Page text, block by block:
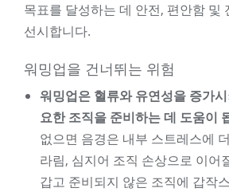
목표를 달성하는 데 안전, 편안함 및
선시합니다.
워밍업을 건너뛰는 위험
워밍업은 혈류와 유연성을 증가
요한 조직을 준비하는 데 도움이
없으면 음경은 내부 스트레스에
라림, 심지어 조직 손상으로 이어
갑고 준비되지 않은 조직에 갑작